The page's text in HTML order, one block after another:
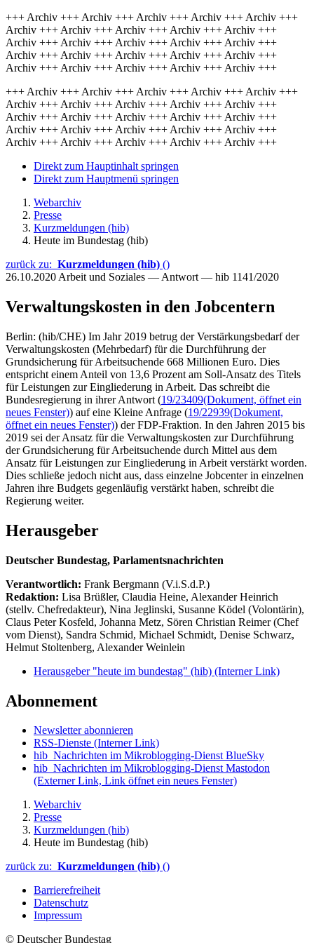
+++ Archiv +++ Archiv +++ Archiv +++ Archiv +++ Archiv +++
Archiv +++ Archiv +++ Archiv +++ Archiv +++ Archiv +++
Archiv +++ Archiv +++ Archiv +++ Archiv +++ Archiv +++
Archiv +++ Archiv +++ Archiv +++ Archiv +++ Archiv +++
Archiv +++ Archiv +++ Archiv +++ Archiv +++ Archiv +++
+++ Archiv +++ Archiv +++ Archiv +++ Archiv +++ Archiv +++
Archiv +++ Archiv +++ Archiv +++ Archiv +++ Archiv +++
Archiv +++ Archiv +++ Archiv +++ Archiv +++ Archiv +++
Archiv +++ Archiv +++ Archiv +++ Archiv +++ Archiv +++
Archiv +++ Archiv +++ Archiv +++ Archiv +++ Archiv +++
Direkt zum Hauptinhalt springen
Direkt zum Hauptmenü springen
Webarchiv
Presse
Kurzmeldungen (hib)
Heute im Bundestag (hib)
zurück zu: Kurzmeldungen (hib) ()
26.10.2020 Arbeit und Soziales — Antwort — hib 1141/2020
Verwaltungskosten in den Jobcentern
Berlin: (hib/CHE) Im Jahr 2019 betrug der Verstärkungsbedarf der
Verwaltungskosten (Mehrbedarf) für die Durchführung der
Grundsicherung für Arbeitsuchende 668 Millionen Euro. Dies
entspricht einem Anteil von 13,6 Prozent am Soll-Ansatz des Titels
für Leistungen zur Eingliederung in Arbeit. Das schreibt die
Bundesregierung in ihrer Antwort (19/23409(Dokument, öffnet ein
neues Fenster)) auf eine Kleine Anfrage (19/22939(Dokument,
öffnet ein neues Fenster)) der FDP-Fraktion. In den Jahren 2015 bis
2019 sei der Ansatz für die Verwaltungskosten zur Durchführung
der Grundsicherung für Arbeitsuchende durch Mittel aus dem
Ansatz für Leistungen zur Eingliederung in Arbeit verstärkt worden.
Dies schließe jedoch nicht aus, dass einzelne Jobcenter in einzelnen
Jahren ihre Budgets gegenläufig verstärkt haben, schreibt die
Regierung weiter.
Herausgeber
Deutscher Bundestag, Parlamentsnachrichten
Verantwortlich: Frank Bergmann (V.i.S.d.P.)
Redaktion: Lisa Brüßler, Claudia Heine, Alexander Heinrich
(stellv. Chefredakteur), Nina Jeglinski, Susanne Ködel (Volontärin),
Claus Peter Kosfeld, Johanna Metz, Sören Christian Reimer (Chef
vom Dienst), Sandra Schmid, Michael Schmidt, Denise Schwarz,
Helmut Stoltenberg, Alexander Weinlein
Herausgeber "heute im bundestag" (hib) (Interner Link)
Abonnement
Newsletter abonnieren
RSS-Dienste (Interner Link)
hib_Nachrichten im Mikroblogging-Dienst BlueSky
hib_Nachrichten im Mikroblogging-Dienst Mastodon
(Externer Link, Link öffnet ein neues Fenster)
Webarchiv
Presse
Kurzmeldungen (hib)
Heute im Bundestag (hib)
zurück zu: Kurzmeldungen (hib) ()
Barrierefreiheit
Datenschutz
Impressum
© Deutscher Bundestag